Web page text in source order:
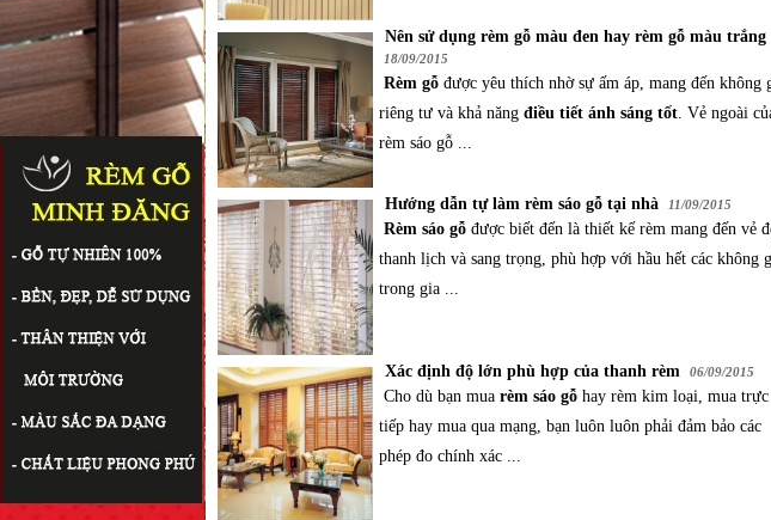
Nên sử dụng rèm gỗ màu đen hay rèm gỗ màu trắng
18/09/2015
Rèm gỗ được yêu thích nhờ sự ấm áp, mang đến không
riêng tư và khả năng điều tiết ánh sáng tốt . Vẻ ngoài
rèm sáo gỗ ...
Hướng dẫn tự làm rèm sáo gỗ tại nhà 11/09/2015
Rèm sáo gỗ được biết đến là thiết kế rèm mang đến vẻ
thanh lịch và sang trọng, phù hợp với hầu hết các không
trong gia ...
Xác định độ lớn phù hợp của thanh rèm 06/09/2015
Cho dù bạn mua rèm sáo gỗ hay rèm kim loại, mua trực
tiếp hay mua qua mạng, bạn luôn luôn phải đảm bảo các
phép đo chính xác ...